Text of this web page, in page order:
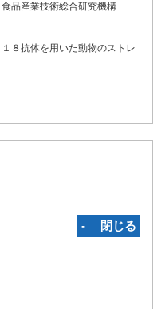
品産業技術総合研究機構
８抗体を用いた動物のストレ
‐ 閉じる